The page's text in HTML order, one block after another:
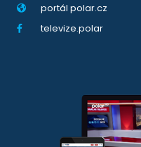
portál polar.cz
televize.polar